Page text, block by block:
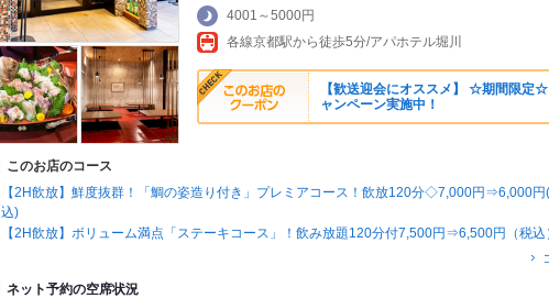
4001～5000円
各線京都駅から徒歩5分/アパホテル堀川
【歓送迎会にオススメ】 ☆期間限定
ャンペーン実施中！
このお店のコース
【2H飲放】鮮度抜群！「鯛の姿造り付き」プレミアコース！飲放120分◇7,000円⇒6,000円
込)
【2H飲放】ボリューム満点「ステーキコース」！飲み放題120分付7,500円⇒6,500円（税込
ネット予約の空席状況